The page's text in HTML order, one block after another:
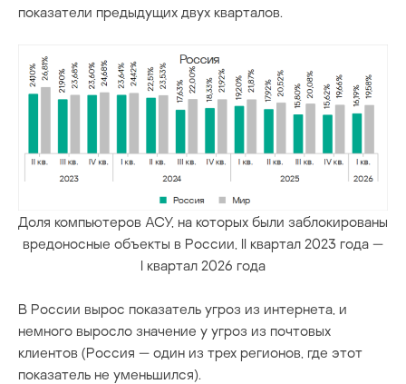
показатели предыдущих двух кварталов.
Доля компьютеров АСУ, на которых были заблокированы
вредоносные объекты в России, II квартал 2023 года —
I квартал 2026 года
В России вырос показатель угроз из интернета, и
немного выросло значение у угроз из почтовых
клиентов (Россия — один из трех регионов, где этот
показатель не уменьшился).